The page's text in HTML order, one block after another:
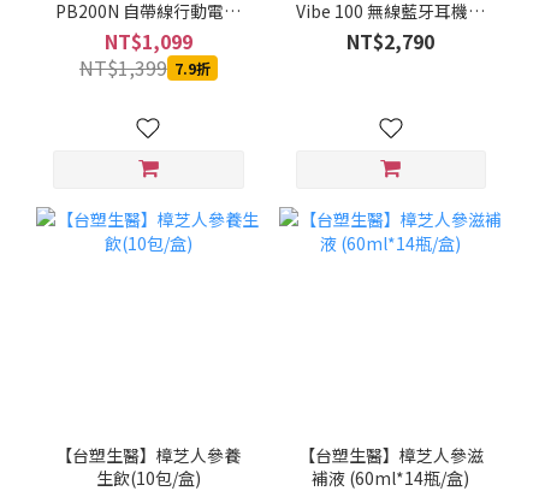
PB200N 自帶線行動電源
20000mAh-55W (銀白)-
MOBCUKPOBOR046
NT$1,099
NT$1,399 7.9折
Vibe 100 無線藍牙耳機麥
克風(石墨灰/珍珠白/玫瑰
粉)
NT$2,790
【台塑生醫】樟芝人參養
生飲(10包/盒)
【台塑生醫】樟芝人參滋
補液 (60ml*14瓶/盒)